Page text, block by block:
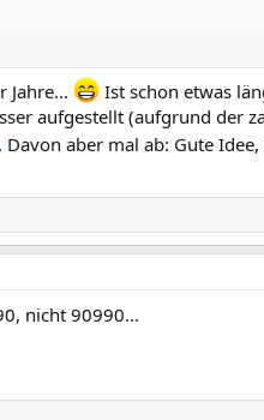
Jahre...
Ist schon etwas
aufgestellt (aufgrund der
Davon aber mal ab: Gute
nicht 90990...